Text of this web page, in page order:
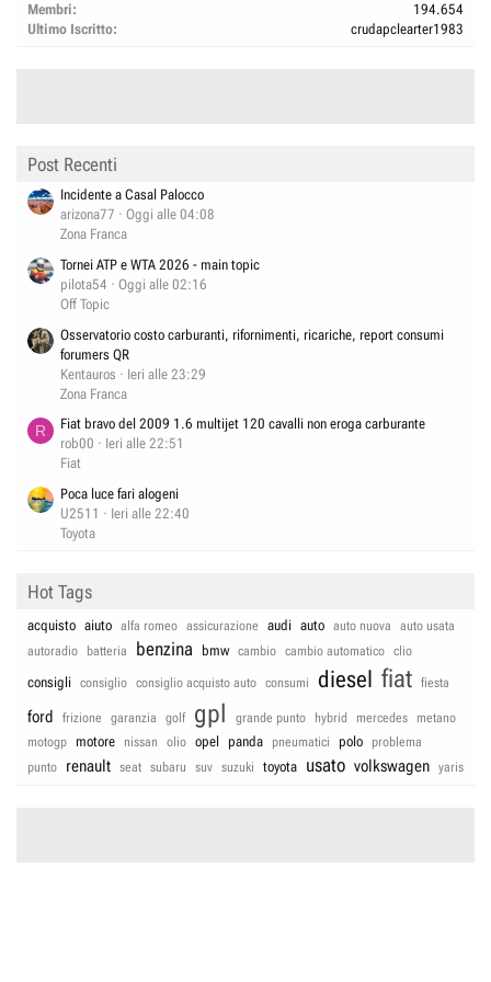
Membri
194.654
Ultimo Iscritto
crudapclearter1983
Post Recenti
Incidente a Casal Palocco
arizona77
Oggi alle 04:08
Zona Franca
Tornei ATP e WTA 2026 - main topic
pilota54
Oggi alle 02:16
Off Topic
Osservatorio costo carburanti, rifornimenti, ricariche, report consumi
forumers QR
Kentauros
Ieri alle 23:29
Zona Franca
R
Fiat bravo del 2009 1.6 multijet 120 cavalli non eroga carburante
rob00
Ieri alle 22:51
Fiat
Poca luce fari alogeni
U2511
Ieri alle 22:40
Toyota
Hot Tags
acquisto aiuto alfa romeo assicurazione audi auto auto nuova
auto usata
autoradio
batteria benzina bmw cambio cambio automatico clio
consigli consiglio consiglio acquisto auto consumi diesel fiat fiesta
ford frizione garanzia golf gpl grande punto hybrid mercedes
metano
motogp
motore nissan olio opel panda pneumatici polo
problema
punto
renault seat subaru suv suzuki toyota usato volkswagen yaris